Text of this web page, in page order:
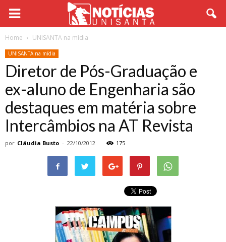
Home UNISANTA na mídia
UNISANTA na mídia
Diretor de Pós-Graduação e
ex-aluno de Engenharia são
destaques em matéria sobre
Intercâmbios na AT Revista
por Cláudia Busto - 22/10/2012 175